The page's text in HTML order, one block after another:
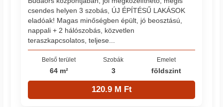
csendes helyen 3 szobás, ÚJ ÉPÍTÉSŰ LAKÁSOK
eladóak! Magas minőségben épült, jó beosztású,
nappali + 2 hálószobás, közvetlen
teraszkapcsolatos, teljese...
Belső terület
64 m²
Szobák
3
Emelet
földszint
120.9 M Ft